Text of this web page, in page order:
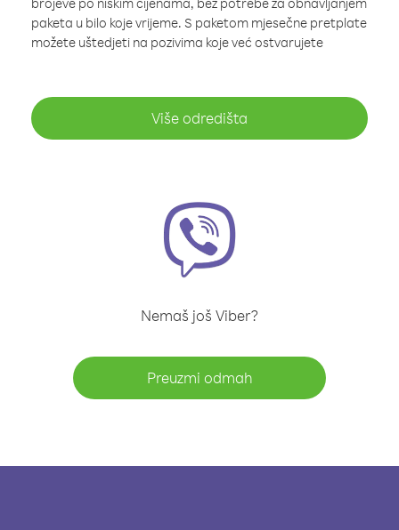
paketa u bilo koje vrijeme. S paketom mjesečne pretplate
možete uštedjeti na pozivima koje već ostvarujete
Više odredišta
Nemaš još Viber?
Preuzmi odmah